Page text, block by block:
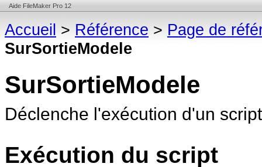
Aide FileMaker Pro 12
Accueil > Référence > Page de
SurSortieModele
SurSortieModele
Déclenche l'exécution d'un
Exécution du script